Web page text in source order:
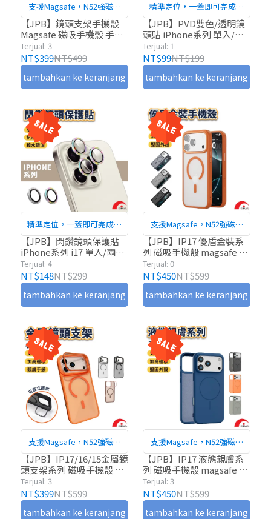
支援Magsafe，N52強磁吸
附
【JPB】鏡頭支架手機殼
Magsafe 磁吸手機殼 手機
殼 保護殼
Terjual: 3
NT$399NT$499
tambahkan ke keranjang
精準定位，一蓋即可完成安
裝
【JPB】PVD雙色/透明鏡
頭貼 iPhone系列 單入/兩
入/三入 一蓋即合 手機鏡頭
貼 鏡頭保護貼 鏡頭貼 17
Terjual: 1
NT$99NT$199
tambahkan ke keranjang
精準定位，一蓋即可完成安
裝
【JPB】閃鑽鏡頭保護貼
iPhone系列 i17 單入/兩入/
三入 一蓋即合 手機鏡頭貼
鏡頭保護貼 鏡頭貼
Terjual: 4
NT$148NT$299
tambahkan ke keranjang
支援Magsafe，N52強磁吸
附
【JPB】IP17 優盾金裝系
列 磁吸手機殼 magsafe 手
機殼 保護殼
Terjual: 0
NT$450NT$599
tambahkan ke keranjang
支援Magsafe，N52強磁吸
附
【JPB】IP17/16/15金屬鏡
頭支架系列 磁吸手機殼 支
架手機殼 magsafe 手機殼
保護殼 IP17
Terjual: 3
NT$399NT$599
tambahkan ke keranjang
支援Magsafe，N52強磁吸
附
【JPB】IP17 液態親膚系
列 磁吸手機殼 magsafe 手
機殼 保護殼
Terjual: 3
NT$450NT$599
tambahkan ke keranjang